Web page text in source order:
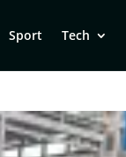
Sport Tech